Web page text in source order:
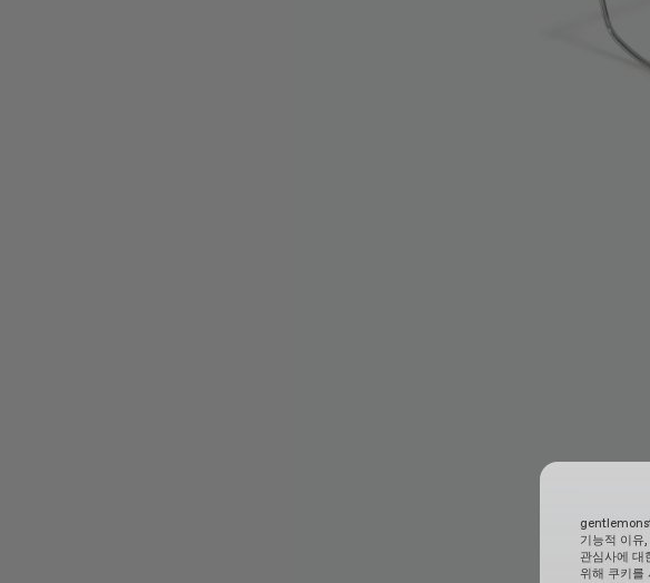
기능적 이유
관심사에 대
위해 쿠키를